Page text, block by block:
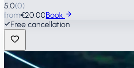
5.0(0)
from€20,00Book
Free cancellation